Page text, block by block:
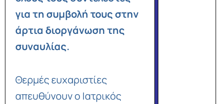
για τη συμβολή τους στην
άρτια διοργάνωση της
συναυλίας.
Θερμές ευχαριστίες
απευθύνουν ο Ιατρικός